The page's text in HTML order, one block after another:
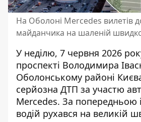
На Оболоні Mercedes вилетів
майданчика на шаленій
У неділю, 7 червня 2026
проспекті Володимира
Оболонському районі
серйозна ДТП за участю
Mercedes. За попередньою
водій рухався на великій